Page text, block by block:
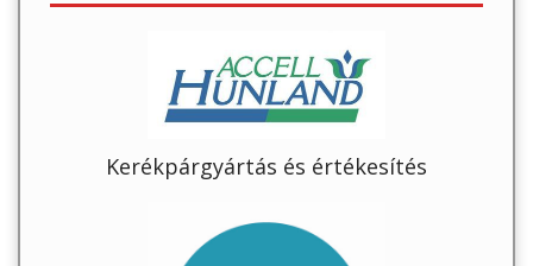
Kerékpárgyártás és értékesítés